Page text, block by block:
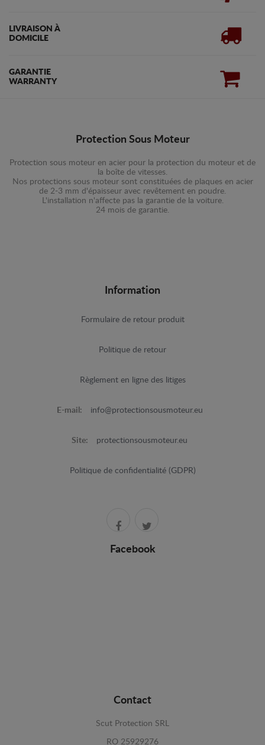
LIVRAISON À
DOMICILE
GARANTIE
WARRANTY
Protection Sous Moteur
Protection sous moteur en acier pour la protection du moteur et de
la boîte de vitesses.
Nos protections sous moteur sont constituées de plaques en acier
de 2-3 mm d'épaisseur avec revêtement en poudre.
L'installation n'affecte pas la garantie de la voiture.
24 mois de garantie.
Information
Formulaire de retour produit
Politique de retour
Règlement en ligne des litiges
E-mail: info@protectionsousmoteur.eu
Site: protectionsousmoteur.eu
Politique de confidentialité (GDPR)
Facebook
Contact
Scut Protection SRL
RO 25929276